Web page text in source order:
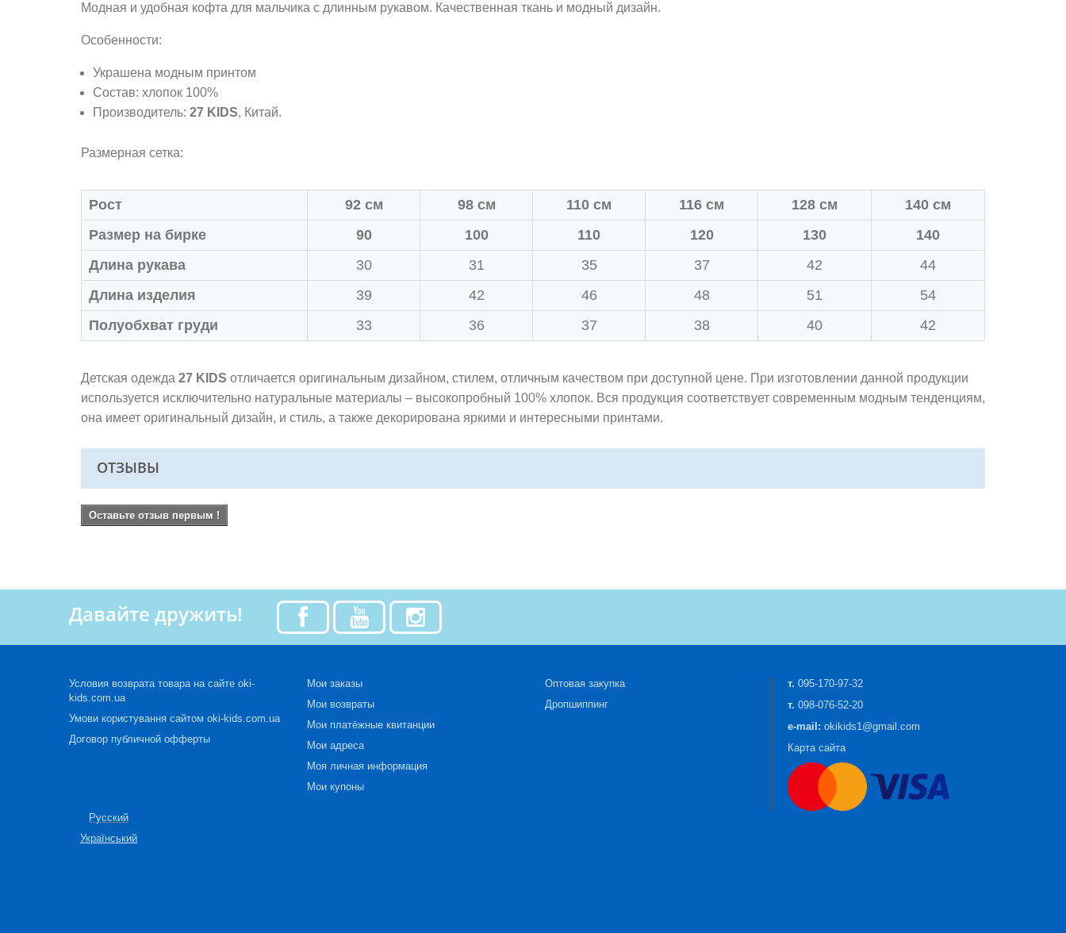
Модная и удобная кофта для мальчика с длинным рукавом. Качественная ткань и модный дизайн.
Особенности:
Украшена модным принтом
Состав: хлопок 100%
Производитель: 27 KIDS, Китай.
Размерная сетка:
Рост 92 см 98 см 110 см 116 см 128 см
140 см
Размер на бирке
90 100 110 120 130
140
Длина рукава
30 31 35 37 42
44
Длина изделия
39 42 46 48 51
54
Полуобхват груди
33 36 37 38 40 42
Детская одежда 27 KIDS отличается оригинальным дизайном, стилем, отличным качеством при доступной цене. При изготовлении данной продукции
используется исключительно натуральные материалы – высокопробный 100% хлопок. Вся продукция соответствует современным модным тенденциям,
она имеет оригинальный дизайн, и стиль, а также декорирована яркими и интересными принтами.
ОТЗЫВЫ
Оставьте отзыв первым !
Давайте дружить!
Условия возврата товара на сайте oki-
kids.com.ua
Умови користування сайтом oki-kids.com.ua
Договор публичной офферты
Мои заказы
Мои возвраты
Мои платёжные квитанции
Мои адреса
Моя личная информация
Мои купоны
Оптовая закупка
Дропшиппинг
т. 095-170-97-32
т. 098-076-52-20
e-mail: okikids1@gmail.com
Карта сайта
Русский
Український